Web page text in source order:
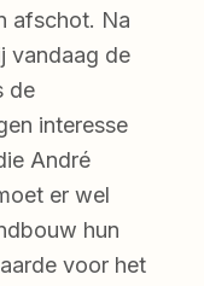
afschot. Na
vandaag de
de
interesse
André
er wel
hun
voor het